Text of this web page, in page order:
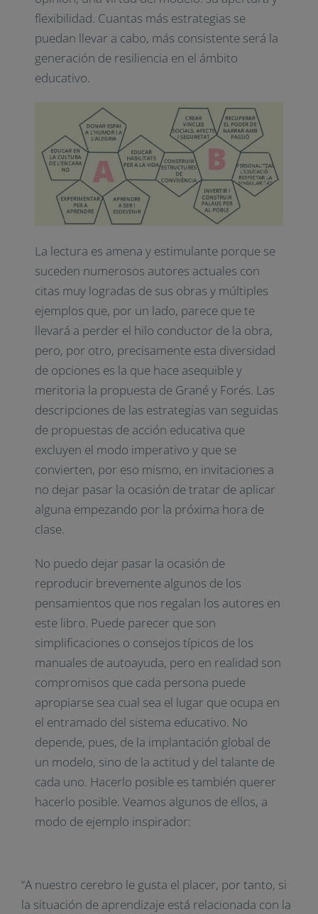
flexibilidad. Cuantas más estrategias se
puedan llevar a cabo, más consistente será la
generación de resiliencia en el ámbito
educativo.
La lectura es amena y estimulante porque se
suceden numerosos autores actuales con
citas muy logradas de sus obras y múltiples
ejemplos que, por un lado, parece que te
llevará a perder el hilo conductor de la obra,
pero, por otro, precisamente esta diversidad
de opciones es la que hace asequible y
meritoria la propuesta de Grané y Forés. Las
descripciones de las estrategias van seguidas
de propuestas de acción educativa que
excluyen el modo imperativo y que se
convierten, por eso mismo, en invitaciones a
no dejar pasar la ocasión de tratar de aplicar
alguna empezando por la próxima hora de
clase.
No puedo dejar pasar la ocasión de
reproducir brevemente algunos de los
pensamientos que nos regalan los autores en
este libro. Puede parecer que son
simplificaciones o consejos típicos de los
manuales de autoayuda, pero en realidad son
compromisos que cada persona puede
apropiarse sea cual sea el lugar que ocupa en
el entramado del sistema educativo. No
depende, pues, de la implantación global de
un modelo, sino de la actitud y del talante de
cada uno. Hacerlo posible es también querer
hacerlo posible. Veamos algunos de ellos, a
modo de ejemplo inspirador:
“A nuestro cerebro le gusta el placer, por tanto, si
la situación de aprendizaje está relacionada con la